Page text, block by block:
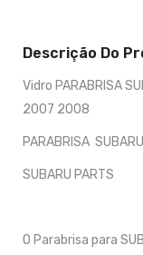
Descrição Do
Vidro PARABRISA
2007 2008
PARABRISA
SUBARU PARTS
O Parabrisa para